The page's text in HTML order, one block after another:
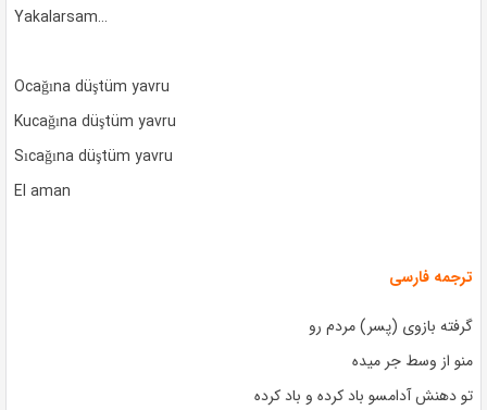
Yakalarsam…
Ocağına düştüm yavru
Kucağına düştüm yavru
Sıcağına düştüm yavru
El aman
ترجمه فارسی
گرفته بازوی (پسر) مردم رو
منو از وسط جر میده
تو دهنش آدامسو باد کرده و باد کرده